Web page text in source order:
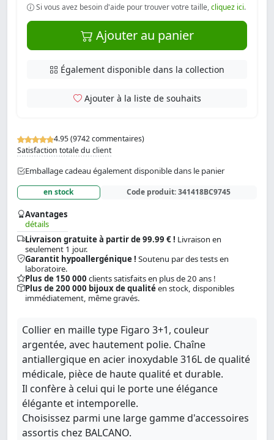
4.95 (9742 commentaires)
Satisfaction totale du client
Emballage cadeau également disponible dans le panier
en stock Code produit:341418BC9745
Avantages
détails
Livraison gratuite à partir de 99.99 € ! Livraison en
seulement 1 jour.
Garantit hypoallergénique ! Soutenu par des tests en
laboratoire.
Plus de 150 000 clients satisfaits en plus de 20 ans !
Plus de 200 000 bijoux de qualitéen stock, disponibles
immédiatement, même gravés.
Si vous avez besoin d'aide pour trouver votre taille,cliquez ici.
Ajouter au panier
Également disponible dans la collection
Ajouter à la liste de souhaits
Collier en maille type Figaro 3+1, couleur
argentée, avec hautement polie. Chaîne
antiallergique en acier inoxydable 316L de qualité
médicale, pièce de haute qualité et durable.
Il confère à celui qui le porte une élégance
élégante et intemporelle.
Choisissez parmi une large gamme d'accessoires
assortis chez BALCANO.